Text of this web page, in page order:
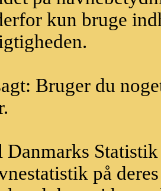
kun bruge
Bruger du
Danmarks
på